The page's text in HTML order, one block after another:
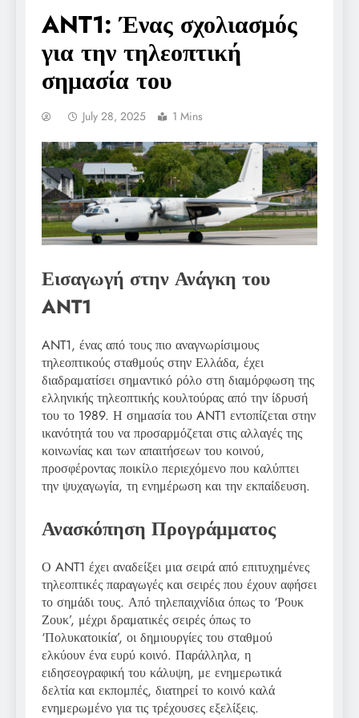
ANT1: Ένας σχολιασμός
για την τηλεοπτική
σημασία του
July 28, 2025 1 Mins
Εισαγωγή στην Ανάγκη του
ANT1
ANT1, ένας από τους πιο αναγνωρίσιμους
τηλεοπτικούς σταθμούς στην Ελλάδα, έχει
διαδραματίσει σημαντικό ρόλο στη διαμόρφωση της
ελληνικής τηλεοπτικής κουλτούρας από την ίδρυσή
του το 1989. Η σημασία του ANT1 εντοπίζεται στην
ικανότητά του να προσαρμόζεται στις αλλαγές της
κοινωνίας και των απαιτήσεων του κοινού,
προσφέροντας ποικίλο περιεχόμενο που καλύπτει
την ψυχαγωγία, τη ενημέρωση και την εκπαίδευση.
Ανασκόπηση Προγράμματος
Ο ANT1 έχει αναδείξει μια σειρά από επιτυχημένες
τηλεοπτικές παραγωγές και σειρές που έχουν αφήσει
το σημάδι τους. Από τηλεπαιχνίδια όπως το ‘Ρουκ
Ζουκ’, μέχρι δραματικές σειρές όπως το
‘Πολυκατοικία’, οι δημιουργίες του σταθμού
ελκύουν ένα ευρύ κοινό. Παράλληλα, η
ειδησεογραφική του κάλυψη, με ενημερωτικά
δελτία και εκπομπές, διατηρεί το κοινό καλά
ενημερωμένο για τις τρέχουσες εξελίξεις.